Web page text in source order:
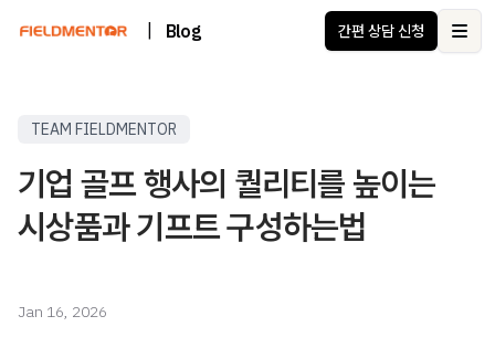
Blog 간편 상담 신청
TEAM FIELDMENTOR
기업 골프 행사의 퀄리티를 높이는
시상품과 기프트 구성하는법
Jan 16, 2026